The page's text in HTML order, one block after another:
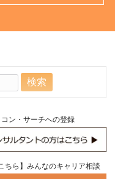
コン・サーチへの登録
ちら】みんなのキャリア相談